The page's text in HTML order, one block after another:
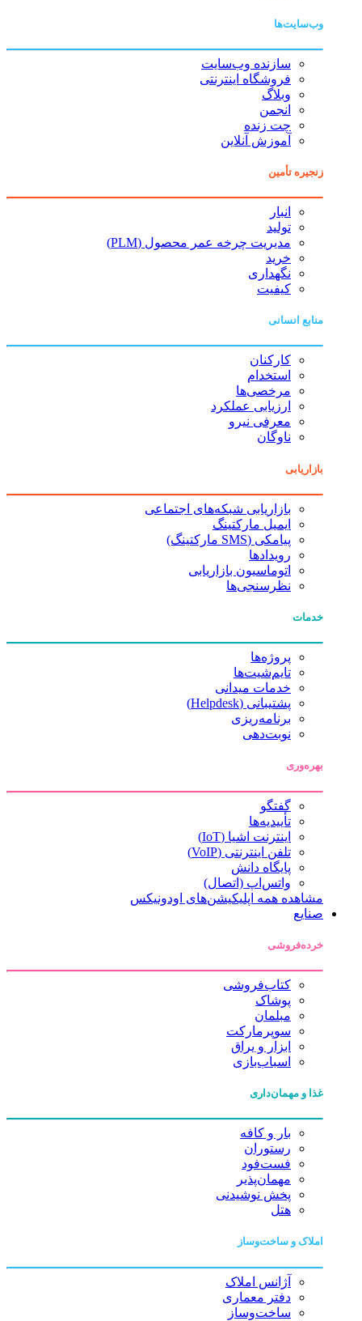
وب‌سایت‌ها
سازنده وب‌سایت
فروشگاه اینترنتی
وبلاگ
انجمن
چت زنده
آموزش آنلاین
زنجیره تأمین
انبار
تولید
مدیریت چرخه عمر محصول (PLM)
خرید
نگهداری
کیفیت
منابع انسانی
کارکنان
استخدام
مرخصی‌ها
ارزیابی عملکرد
معرفی نیرو
ناوگان
بازاریابی
بازاریابی شبکه‌های اجتماعی
ایمیل مارکتینگ
پیامکی (SMS مارکتینگ)
رویدادها
اتوماسیون بازاریابی
نظرسنجی‌ها
خدمات
پروژه‌ها
تایم‌شیت‌ها
خدمات میدانی
پشتیبانی (Helpdesk)
برنامه‌ریزی
نوبت‌دهی
بهره‌وری
گفتگو
تأییدیه‌ها
اینترنت اشیا (IoT)
تلفن اینترنتی (VoIP)
پایگاه دانش
واتس‌اپ (اتصال)
مشاهده همه اپلیکیشن‌های اودونیکس
صنایع
خرده‌فروشی
کتاب‌فروشی
پوشاک
مبلمان
سوپرمارکت
ابزار و یراق
اسباب‌بازی
غذا و مهمان‌داری
بار و کافه
رستوران
فست‌فود
مهمان‌پذیر
پخش نوشیدنی
هتل
املاک و ساخت‌وساز
آژانس املاک
دفتر معماری
ساخت‌وساز